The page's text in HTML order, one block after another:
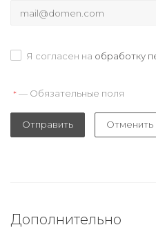
Я согласен на обработку
* — Обязательные поля
Отправить Отменить
Дополнительно